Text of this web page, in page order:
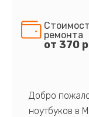
ремонта
от 370
Добро
ноутбуков в